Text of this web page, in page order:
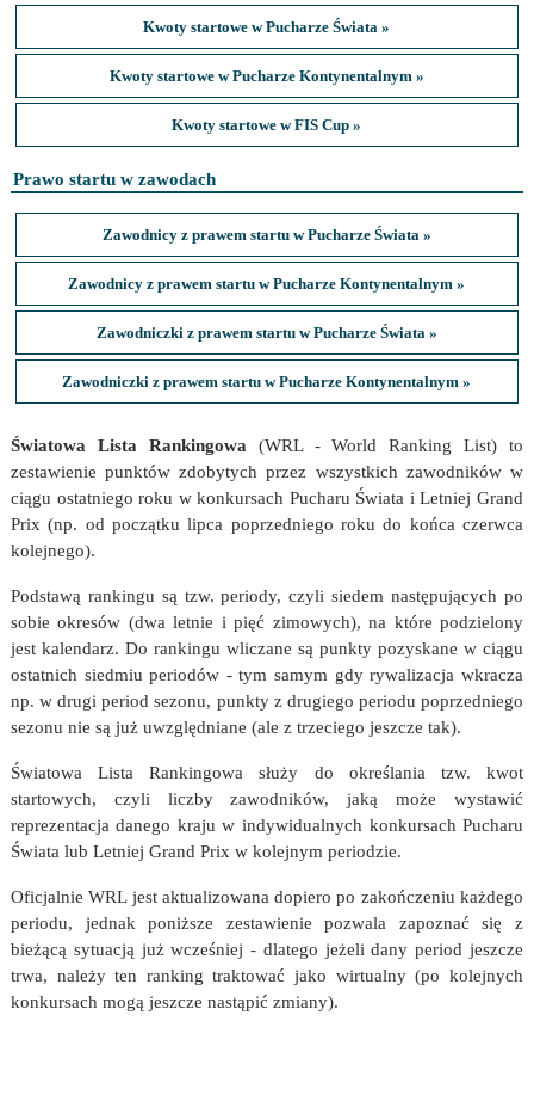
Kwoty startowe w Pucharze Świata »
Kwoty startowe w Pucharze Kontynentalnym »
Kwoty startowe w FIS Cup »
Prawo startu w zawodach
Zawodnicy z prawem startu w Pucharze Świata »
Zawodnicy z prawem startu w Pucharze Kontynentalnym »
Zawodniczki z prawem startu w Pucharze Świata »
Zawodniczki z prawem startu w Pucharze Kontynentalnym »
Światowa Lista Rankingowa (WRL - World Ranking List) to
zestawienie punktów zdobytych przez wszystkich zawodników w
ciągu ostatniego roku w konkursach Pucharu Świata i Letniej Grand
Prix (np. od początku lipca poprzedniego roku do końca czerwca
kolejnego).
Podstawą rankingu są tzw. periody, czyli siedem następujących po
sobie okresów (dwa letnie i pięć zimowych), na które podzielony
jest kalendarz. Do rankingu wliczane są punkty pozyskane w ciągu
ostatnich siedmiu periodów - tym samym gdy rywalizacja wkracza
np. w drugi period sezonu, punkty z drugiego periodu poprzedniego
sezonu nie są już uwzględniane (ale z trzeciego jeszcze tak).
Światowa Lista Rankingowa służy do określania tzw. kwot
startowych, czyli liczby zawodników, jaką może wystawić
reprezentacja danego kraju w indywidualnych konkursach Pucharu
Świata lub Letniej Grand Prix w kolejnym periodzie.
Oficjalnie WRL jest aktualizowana dopiero po zakończeniu każdego
periodu, jednak poniższe zestawienie pozwala zapoznać się z
bieżącą sytuacją już wcześniej - dlatego jeżeli dany period jeszcze
trwa, należy ten ranking traktować jako wirtualny (po kolejnych
konkursach mogą jeszcze nastąpić zmiany).